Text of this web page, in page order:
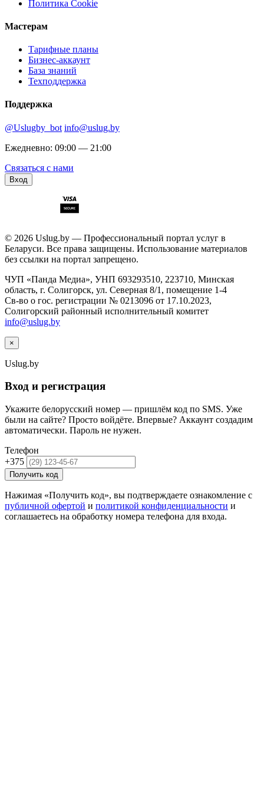
Политика Cookie
Мастерам
Тарифные планы
Бизнес-аккаунт
База знаний
Техподдержка
Поддержка
@Uslugby_bot info@uslug.by
Ежедневно: 09:00 — 21:00
Связаться с нами
Вход
© 2026 Uslug.by — Профессиональный портал услуг в
Беларуси. Все права защищены. Использование материалов
без ссылки на портал запрещено.
ЧУП «Панда Медиа», УНП 693293510, 223710, Минская
область, г. Солигорск, ул. Северная 8/1, помещение 1-4
Св-во о гос. регистрации № 0213096 от 17.10.2023,
Солигорский районный исполнительный комитет
info@uslug.by
×
Uslug.by
Вход и регистрация
Укажите белорусский номер — пришлём код по SMS. Уже
были на сайте? Просто войдёте. Впервые? Аккаунт создадим
автоматически. Пароль не нужен.
Телефон
+375
Получить код
Нажимая «Получить код», вы подтверждаете ознакомление с
публичной офертой и политикой конфиденциальности и
соглашаетесь на обработку номера телефона для входа.